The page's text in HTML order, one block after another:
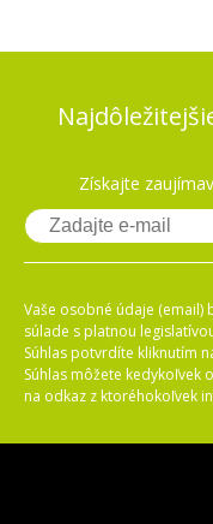
Získajte
Vaše osobné údaje (email)
súlade s platnou
Súhlas potvrdíte kliknutím
Súhlas môžete
na odkaz z ktoréhokoľvek